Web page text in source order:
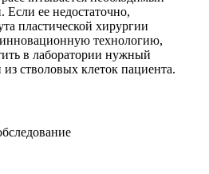
ее недостаточно,
пластической хирургии
технологию,
в лаборатории нужный
стволовых клеток пациента.